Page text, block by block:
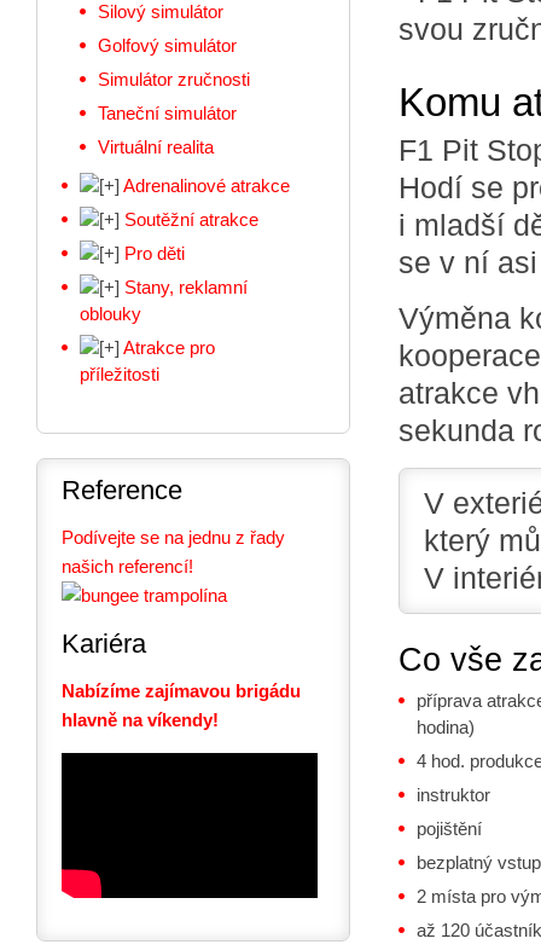
Komu
F1 Pit
Hodí se
i mladší
se v ní
Výměna
atrakce
sekunda
V
který
V
Co vše
příprava
hodina)
4 hod.
instruktor
pojištění
bezplatný
2 místa pro
až 120
Silový simulátor
Golfový simulátor
Simulátor zručnosti
Taneční simulátor
Virtuální realita
Adrenalinové atrakce
Soutěžní atrakce
Pro děti
Stany, reklamní
oblouky
Atrakce pro
příležitosti
Reference
Podívejte se na jednu z řady
našich referencí!
Kariéra
Nabízíme zajímavou brigádu
hlavně na víkendy!